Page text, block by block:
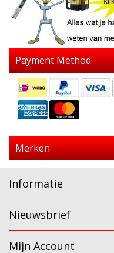
Payment Method
Merken
Informatie
Nieuwsbrief
Mijn Account